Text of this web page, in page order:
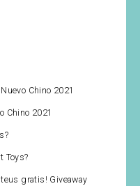
Chino 2021
Chino 2021
Toys?
gratis! Giveaway